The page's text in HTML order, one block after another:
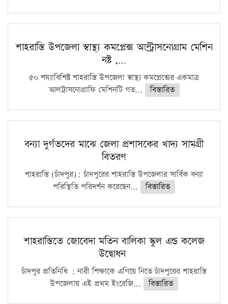
শাহরাস্তি উপজেলা স্বাস্থ্য কমপ্লেক্স আল্ট্রাসনোগ্রাম মেশিন
নষ্ট ,…
৫০ শয্যাবিশিষ্ট শাহরাস্তি উপজেলা স্বাস্থ্য কমপ্লেক্সের একমাত্র
আলট্রাসনোগ্রাফি মেশিনটি গত...
বিস্তারিত
বন্যা দুর্গতদের মাঝে জেলা প্রশাসকের খাদ্য সামগ্রী
বিতরণ
শাহরাস্তি (চাঁদপুর): চাঁদপুরের শাহরাস্তি উপজেলার সার্বিক বন্যা
পরিস্থিতি পরিদর্শন করেছেন...
বিস্তারিত
শাহরাস্তিতে জোবেদা মতিন বালিকা স্কুল এন্ড কলেজ
উদ্বোধন
চাঁদপুর প্রতিনিধি : নারী শিক্ষাকে এগিয়ে নিতে চাঁদপুরের শাহরাস্তি
উপজেলায় এই প্রথম ইংরেজি...
বিস্তারিত